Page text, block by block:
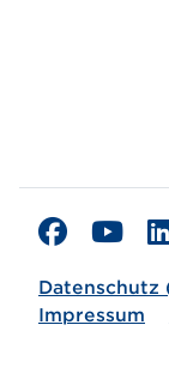
Datenschutz
Impressum